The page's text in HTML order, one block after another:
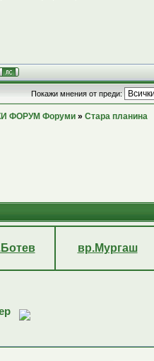
Покажи мнения от преди:
ФОРУМ Форуми » Стара планина
вр.Мургаш